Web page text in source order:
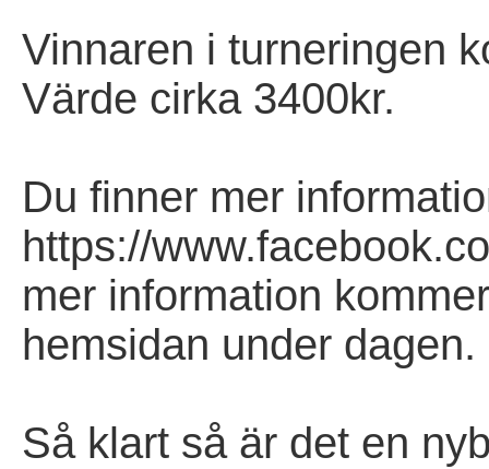
Vinnaren i turneringen
Värde cirka 3400kr.
Du finner mer
https://
mer information
hemsidan under dagen.
Så klart så är det en